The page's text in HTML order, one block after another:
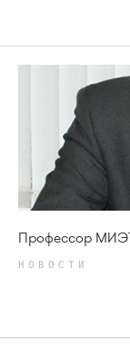
Профессор
НОВОСТИ